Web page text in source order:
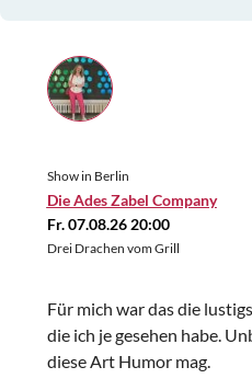
Show in Berlin
Die Ades Zabel Company
Fr. 07.08.26 20:00
Drei Drachen vom Grill
Für mich war das die
die ich je gesehen habe.
diese Art Humor mag.